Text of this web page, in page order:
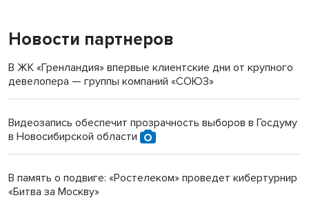
«Мы живём на пастбище!»: в новосибирском селе лошади
терроризируют жителей
Новосибирский преподаватель с женой вошли в топ-16
Новости партнеров
В ЖК «Гренландия» впервые клиентские дни от крупного
девелопера — группы компаний «СОЮЗ»
Видеозапись обеспечит прозрачность выборов в Госдуму
в Новосибирской области
В память о подвиге: «Ростелеком» проведет кибертурнир
«Битва за Москву»